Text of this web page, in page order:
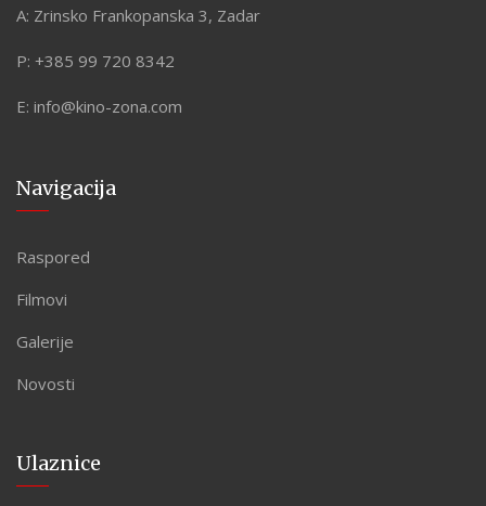
A: Zrinsko Frankopanska 3, Zadar
P: +385 99 720 8342
E: info@kino-zona.com
Navigacija
Raspored
Filmovi
Galerije
Novosti
Ulaznice